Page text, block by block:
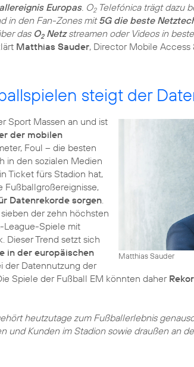
Europas. O2Telefónica trägt dazu
in den Fan-Zones mit5G die beste
das O2Netzstreamen oder Videos in
Matthias Sauder, Director Mobile Access
steigt der
Matthias Sauder
Sport Massen an und ist
der mobilen
Foul – die besten
in den sozialen Medien
Ticket fürs Stadion hat,
Fußballgroßereignisse,
Datenrekorde sorgen
der zehn höchsten
League-Spiele mit
Dieser Trend setzt sich
in der europäischen
der Datennutzung der
Spiele der Fußball EM könnten daher
heutzutage zum Fußballerlebnis
und Kunden im Stadion sowie draußen an